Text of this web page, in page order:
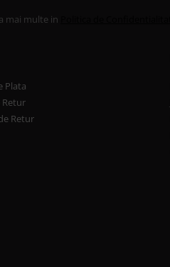
mai multe in
Plata
Retur
Retur